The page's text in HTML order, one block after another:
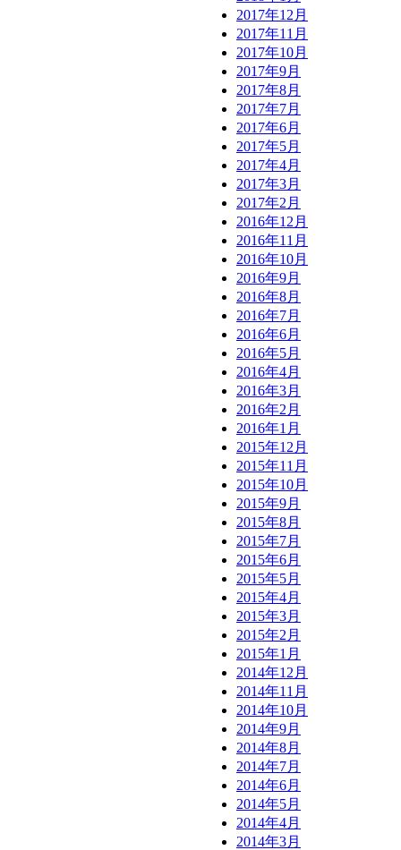
2017年12月
2017年11月
2017年10月
2017年9月
2017年8月
2017年7月
2017年6月
2017年5月
2017年4月
2017年3月
2017年2月
2016年12月
2016年11月
2016年10月
2016年9月
2016年8月
2016年7月
2016年6月
2016年5月
2016年4月
2016年3月
2016年2月
2016年1月
2015年12月
2015年11月
2015年10月
2015年9月
2015年8月
2015年7月
2015年6月
2015年5月
2015年4月
2015年3月
2015年2月
2015年1月
2014年12月
2014年11月
2014年10月
2014年9月
2014年8月
2014年7月
2014年6月
2014年5月
2014年4月
2014年3月